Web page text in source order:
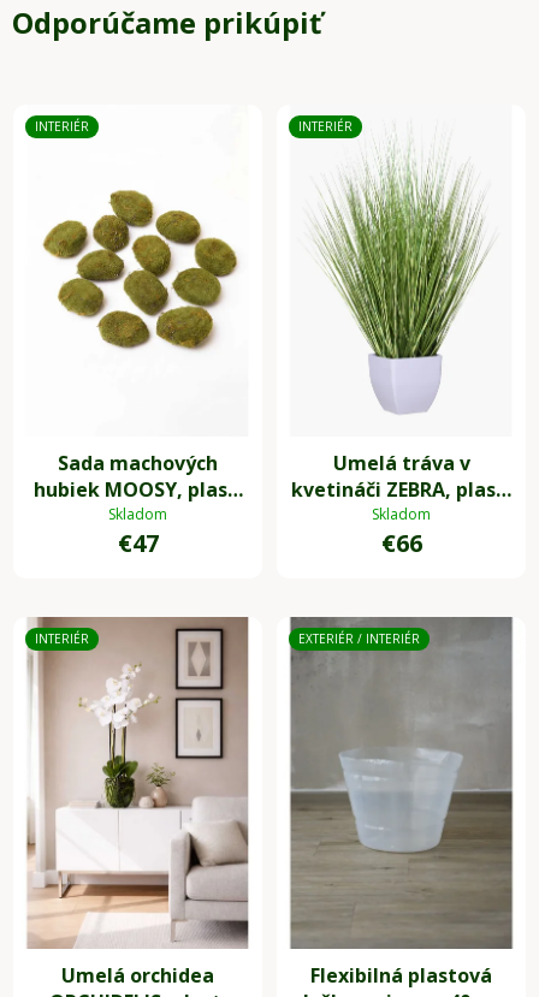
Odporúčame prikúpiť
INTERIÉR
Sada machových
hubiek MOOSY, plast,
zelená
Skladom
€47
INTERIÉR
Umelá tráva v
kvetináči ZEBRA, plast,
výška 80 cm, zelená
Skladom
€66
INTERIÉR
Umelá orchidea
EXTERIÉR / INTERIÉR
Flexibilná plastová